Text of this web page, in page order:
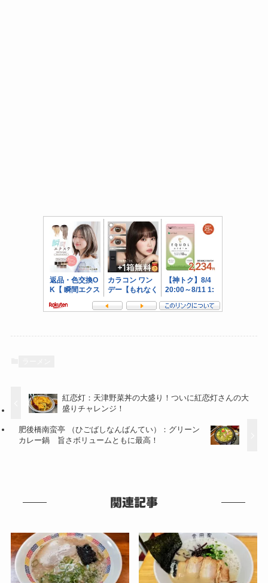
紅恋灯：天津野菜丼の大盛り！ついに紅恋灯さんの大
盛りチャレンジ！
肥後橋南蛮亭 （ひごばしなんばんてい）：グリーン
カレー鍋 旨さボリュームともに最高！
関連記事